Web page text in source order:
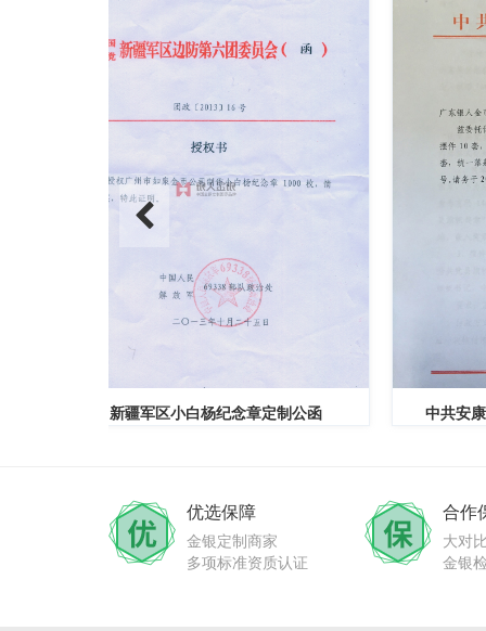
中共安康市委优秀共产党员奖章定制
优选保障
金银定制商家
多项标准资质认证
合作
大对
金银